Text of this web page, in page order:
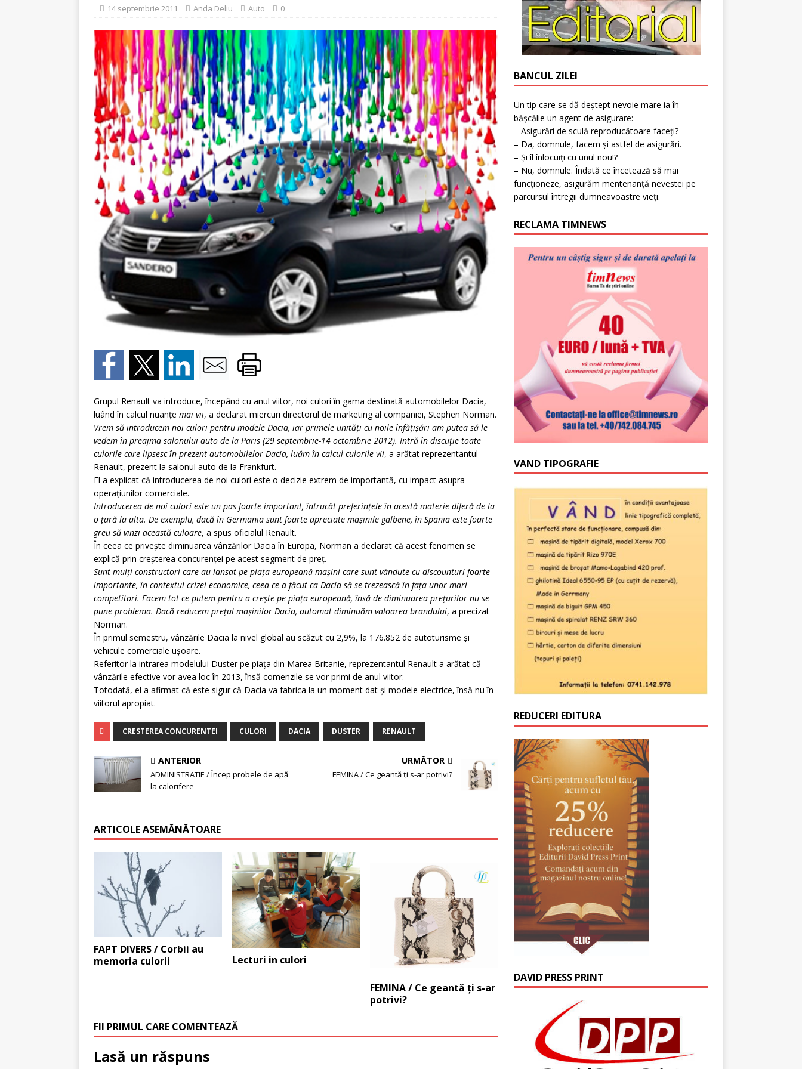
14 septembrie 2011 Anda Deliu Auto 0
Grupul Renault va introduce, începând cu anul viitor, noi culori în gama destinată automobilelor Dacia,
luând în calcul nuanţe mai vii, a declarat miercuri directorul de marketing al companiei, Stephen Norman.
Vrem să introducem noi culori pentru modele Dacia, iar primele unităţi cu noile înfăţişări am putea să le
vedem în preajma salonului auto de la Paris (29 septembrie-14 octombrie 2012). Intră în discuţie toate
culorile care lipsesc în prezent automobilelor Dacia, luăm în calcul culorile vii, a arătat reprezentantul
Renault, prezent la salonul auto de la Frankfurt.
El a explicat că introducerea de noi culori este o decizie extrem de importantă, cu impact asupra
operaţiunilor comerciale.
Introducerea de noi culori este un pas foarte important, întrucât preferinţele în acestă materie diferă de la
o ţară la alta. De exemplu, dacă în Germania sunt foarte apreciate maşinile galbene, în Spania este foarte
greu să vinzi această culoare, a spus oficialul Renault.
În ceea ce priveşte diminuarea vânzărilor Dacia în Europa, Norman a declarat că acest fenomen se
explică prin creşterea concurenţei pe acest segment de preţ.
Sunt mulţi constructori care au lansat pe piaţa europeană maşini care sunt vândute cu discounturi foarte
importante, în contextul crizei economice, ceea ce a făcut ca Dacia să se trezească în faţa unor mari
competitori. Facem tot ce putem pentru a creşte pe piaţa europeană, însă de diminuarea preţurilor nu se
pune problema. Dacă reducem preţul maşinilor Dacia, automat diminuăm valoarea brandului, a precizat
Norman.
În primul semestru, vânzările Dacia la nivel global au scăzut cu 2,9%, la 176.852 de autoturisme şi
vehicule comerciale uşoare.
Referitor la intrarea modelului Duster pe piaţa din Marea Britanie, reprezentantul Renault a arătat că
vânzările efective vor avea loc în 2013, însă comenzile se vor primi de anul viitor.
Totodată, el a afirmat că este sigur că Dacia va fabrica la un moment dat şi modele electrice, însă nu în
viitorul apropiat.
CRESTEREA CONCURENTEI CULORI DACIA DUSTER RENAULT
ANTERIOR
ADMINISTRATIE / Încep probele de apă
la calorifere
URMĂTOR
FEMINA / Ce geantă ți s-ar potrivi?
ARTICOLE ASEMĂNĂTOARE
FAPT DIVERS / Corbii au
memoria culorii
Lecturi in culori
FEMINA / Ce geantă ți s-ar
potrivi?
FII PRIMUL CARE COMENTEAZĂ
Lasă un răspuns
BANCUL ZILEI
Un tip care se dă deștept nevoie mare ia în
bășcălie un agent de asigurare:
– Asigurări de sculă reproducătoare faceți?
– Da, domnule, facem și astfel de asigurări.
– Și îl înlocuiți cu unul nou!?
– Nu, domnule. Îndată ce încetează să mai
funcționeze, asigurăm mentenanță nevestei pe
parcursul întregii dumneavoastre vieți.
RECLAMA TIMNEWS
VAND TIPOGRAFIE
REDUCERI EDITURA
DAVID PRESS PRINT